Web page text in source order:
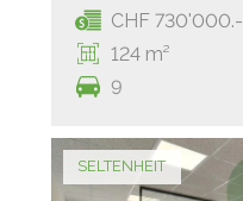
CHF 730'000.-
124 m²
9
SELTENHEIT